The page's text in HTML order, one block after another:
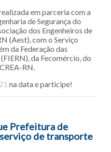
em parceria com a
de Segurança do
dos Engenheiros de
(Aest), com o Serviço
da Federação das
da Fecomércio, do
RN.
na data e participe!
posts
Prefeitura de
de transporte